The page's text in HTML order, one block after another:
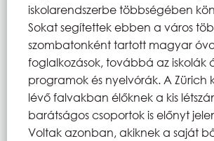
iskolarendszerbe többségében
Sokat segítettek ebben a város
szombatonként tartott magyar
foglalkozások, továbbá az iskolák
programok és nyelvórák. A Zürich
lévő falvakban élőknek a kis
barátságos csoportok is előnyt
Voltak azonban, akiknek a saját